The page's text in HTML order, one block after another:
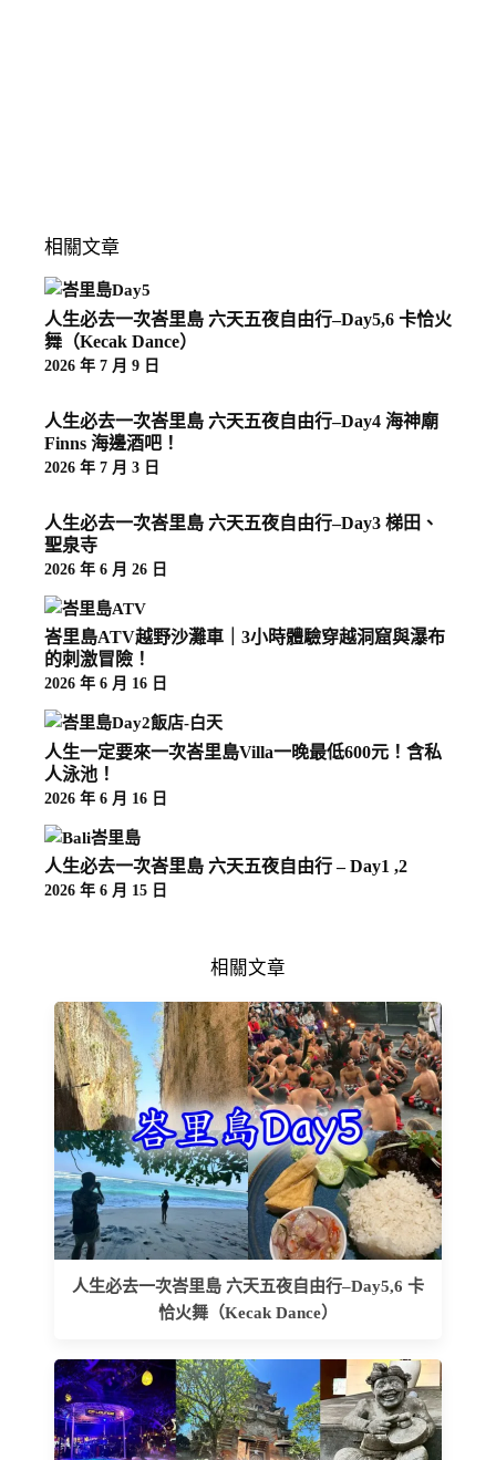
相關文章
人生必去一次峇里島 六天五夜自由行–Day5,6 卡恰火
舞（Kecak Dance）
2026 年 7 月 9 日
人生必去一次峇里島 六天五夜自由行–Day4 海神廟
Finns 海邊酒吧！
2026 年 7 月 3 日
人生必去一次峇里島 六天五夜自由行–Day3 梯田、
聖泉寺
2026 年 6 月 26 日
峇里島ATV越野沙灘車｜3小時體驗穿越洞窟與瀑布
的刺激冒險！
2026 年 6 月 16 日
人生一定要來一次峇里島Villa一晚最低600元！含私
人泳池！
2026 年 6 月 16 日
人生必去一次峇里島 六天五夜自由行 – Day1 ,2
2026 年 6 月 15 日
相關文章
人生必去一次峇里島 六天五夜自由行–Day5,6 卡
恰火舞（Kecak Dance）